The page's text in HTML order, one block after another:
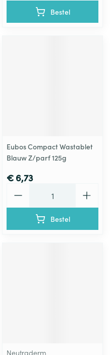
Bestel
Eubos Compact Wastablet
Blauw Z/parf 125g
€ 6,73
Bestel
Neutraderm